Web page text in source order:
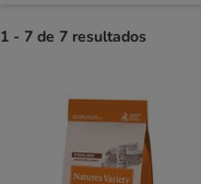
1 - 7 de 7 resultados